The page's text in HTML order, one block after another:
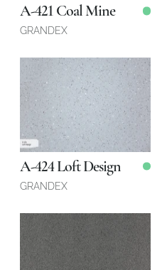
A-421 Coal Mine
GRANDEX
A-424 Loft Design
GRANDEX
3680 x 760 x 12 мм